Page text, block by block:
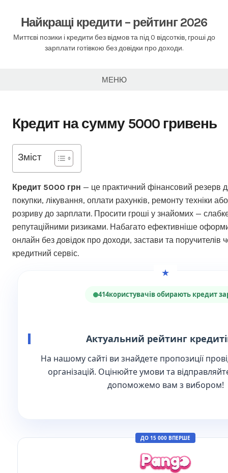
вмісту
Найкращі кредити – рейтинг 2026
Миттєві позики і кредити без відмов та під 0 відсотків, гроші до
зарплати готівкою без довідки про доходи.
МЕНЮ
Кредит на сумму 5000 гривень
Зміст
Кредит 5000 грн — це практичний фінансовий резерв
покупки, лікування, оплати рахунків, ремонту техніки
розриву до зарплати. Просити гроші у знайомих —
репутаційними ризиками. Набагато ефективніше
онлайн без довідок про доходи, застави та
кредитний сервіс.
414користувачів обирають кредит
Актуальний рейтинг
На нашому сайті ви знайдете пропозиції
організацій. Оцінюйте умови та
допоможемо вам з вибором!
ДО 15 000 ВПЕРШЕ